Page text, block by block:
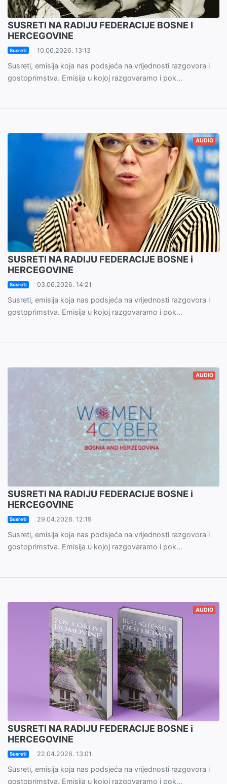
SUSRETI NA RADIJU FEDERACIJE BOSNE I
HERCEGOVINE
Susreti 10.06.2026. 13:13
Susreti, emisija koja nas podsjeća na vrijednosti razgovora i
gostoprimstva. Emisija u kojoj razgovaramo i pok...
AUDIO
SUSRETI NA RADIJU FEDERACIJE BOSNE i
HERCEGOVINE
Susreti 03.06.2026. 14:21
Susreti, emisija koja nas podsjeća na vrijednosti razgovora i
gostoprimstva. Emisija u kojoj razgovaramo i pok...
AUDIO
SUSRETI NA RADIJU FEDERACIJE BOSNE i
HERCEGOVINE
Susreti 29.04.2026. 12:19
Susreti, emisija koja nas podsjeća na vrijednosti razgovora i
gostoprimstva. Emisija u kojoj razgovaramo i pok...
AUDIO
SUSRETI NA RADIJU FEDERACIJE BOSNE i
HERCEGOVINE
Susreti 22.04.2026. 13:01
Susreti, emisija koja nas podsjeća na vrijednosti razgovora i
gostoprimstva. Emisija u kojoj razgovaramo i pok...